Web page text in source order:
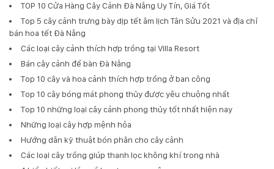
TOP 10 Cửa Hàng Cây Cảnh Đà Nẵng Uy Tín, Giá Tốt
Top 5 cây cảnh trưng bày dịp tết âm lịch Tân Sửu 2021 và địa chỉ
bán hoa tết Đà Nẵng
Các loại cây cảnh thích hợp trồng tại Villa Resort
Bán cây cảnh để bàn Đà Nẵng
Top 10 cây và hoa cảnh thích hợp trồng ở ban công
Top 10 cây bóng mát phong thủy được yêu chuộng nhất
Top 10 những loại cây cảnh phong thủy tốt nhất hiện nay
Những loại cây hợp mệnh hỏa
Hướng dẫn kỹ thuật bón phân cho cây cảnh
Các loại cây trồng giúp thanh lọc không khí trong nhà